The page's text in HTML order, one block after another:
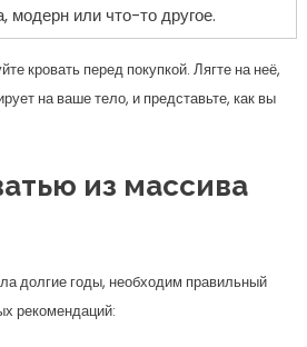
модерн или что-то другое.
кровать перед покупкой. Лягте на неё,
на ваше тело, и представьте, как вы
из массива
долгие годы, необходим правильный
рекомендаций: